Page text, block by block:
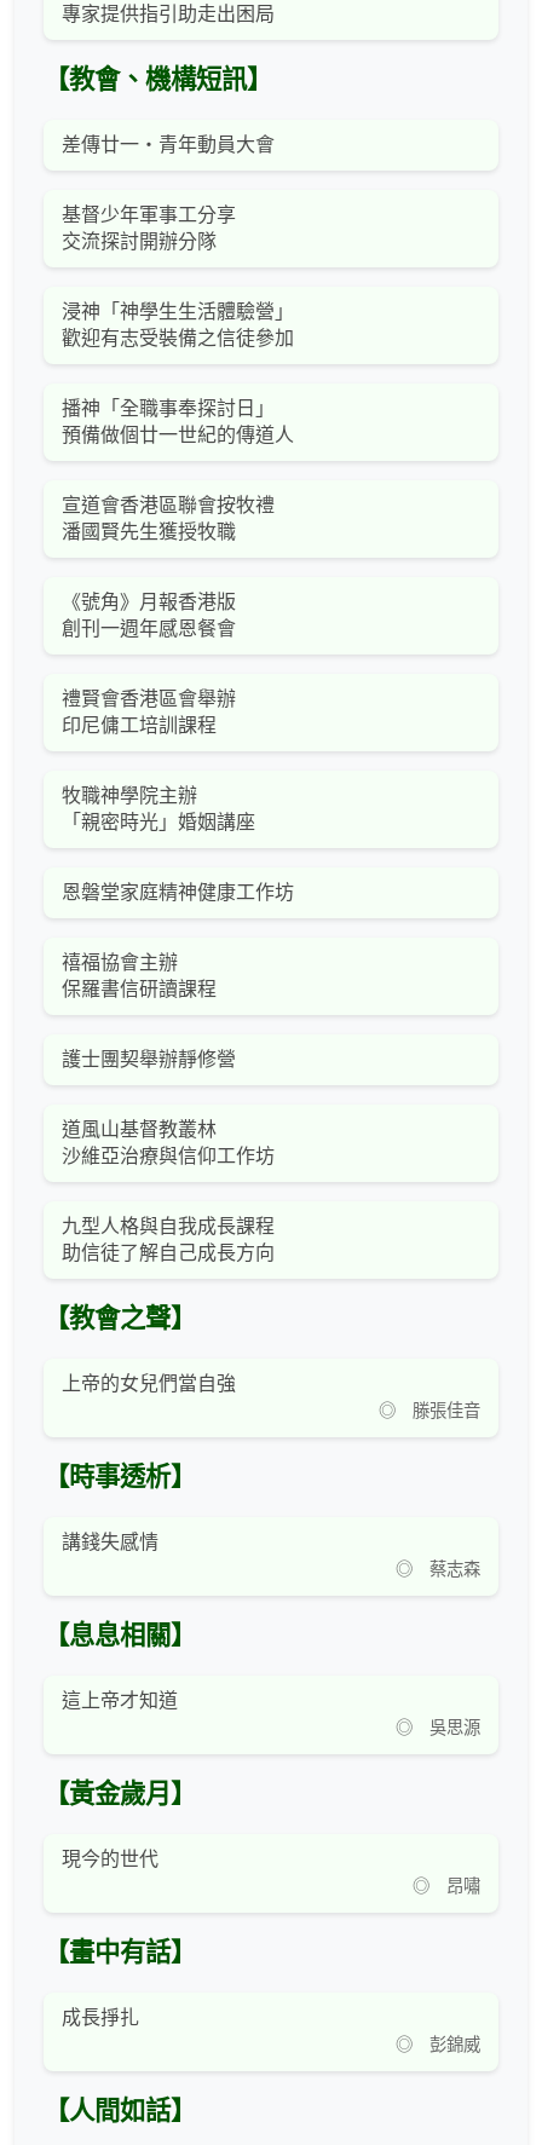
專家提供指引助走出困局
【教會、機構短訊】
差傳廿一‧青年動員大會
基督少年軍事工分享
交流探討開辦分隊
浸神「神學生生活體驗營」
歡迎有志受裝備之信徒參加
播神「全職事奉探討日」
預備做個廿一世紀的傳道人
宣道會香港區聯會按牧禮
潘國賢先生獲授牧職
《號角》月報香港版
創刊一週年感恩餐會
禮賢會香港區會舉辦
印尼傭工培訓課程
牧職神學院主辦
「親密時光」婚姻講座
恩磐堂家庭精神健康工作坊
禧福協會主辦
保羅書信研讀課程
護士團契舉辦靜修營
道風山基督教叢林
沙維亞治療與信仰工作坊
九型人格與自我成長課程
助信徒了解自己成長方向
【教會之聲】
上帝的女兒們當自強
◎ 滕張佳音
【時事透析】
講錢失感情
◎ 蔡志森
【息息相關】
這上帝才知道
◎ 吳思源
【黃金歲月】
現今的世代
◎ 昂嘯
【畫中有話】
成長掙扎
◎ 彭錦威
【人間如話】